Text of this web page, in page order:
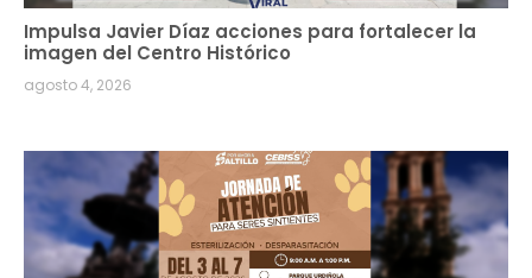
Impulsa Javier Díaz acciones para fortalecer la
imagen del Centro Histórico
agosto 4, 2026